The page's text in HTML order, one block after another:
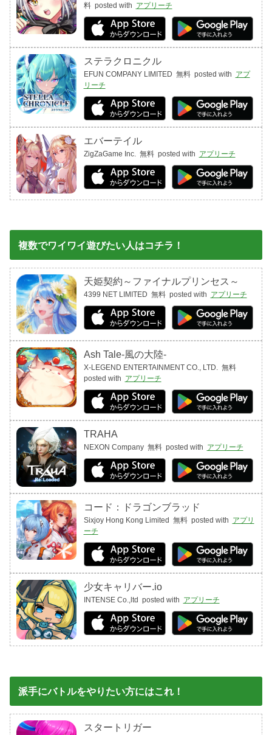
料 posted with アプリーチ
ステラクロニクル
EFUN COMPANY LIMITED 無料 posted with アプ
リーチ
エバーテイル
ZigZaGame Inc. 無料 posted with アプリーチ
複数でワイワイ遊びたい人はコチラ！
天姫契約～ファイナルプリンセス～
4399 NET LIMITED 無料 posted with アプリーチ
Ash Tale-風の大陸-
X-LEGEND ENTERTAINMENT CO., LTD.
無料
posted with アプリーチ
TRAHA
NEXON Company 無料 posted with アプリーチ
コード：ドラゴンブラッド
Sixjoy Hong Kong Limited 無料 posted with アプリ
ーチ
少女キャリバー.io
INTENSE Co.,ltd posted with アプリーチ
派手にバトルをやりたい方にはこれ！
スタートリガー